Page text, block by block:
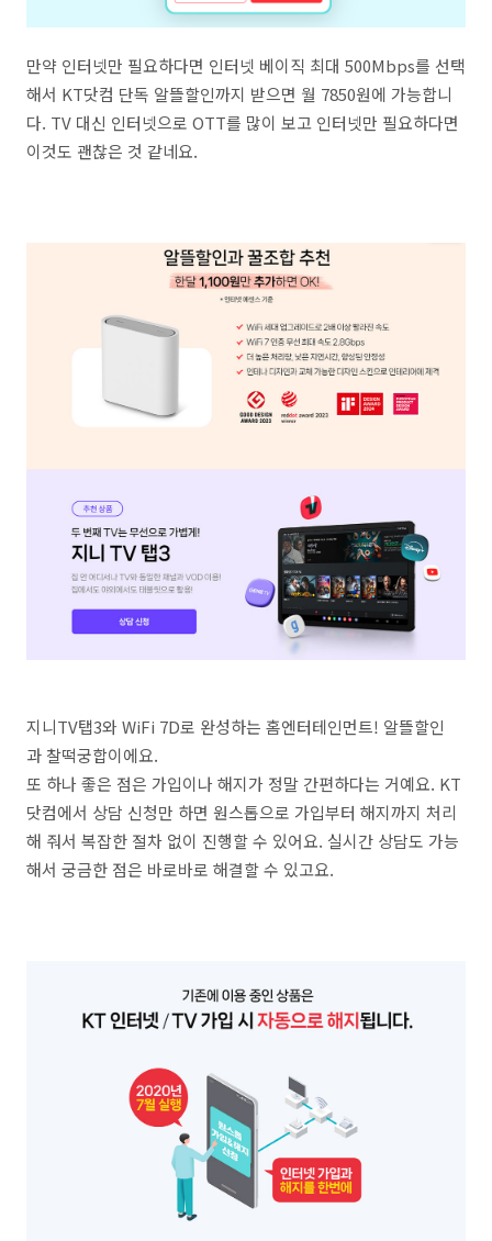
만약 인터넷만 필요하다면 인터넷 베이직 최대 500Mbps를 선택
해서 KT닷컴 단독 알뜰할인까지 받으면 월 7850원에 가능합니
다. TV 대신 인터넷으로 OTT를 많이 보고 인터넷만 필요하다면
이것도 괜찮은 것 같네요.
지니TV탭3와 WiFi 7D로 완성하는 홈엔터테인먼트! 알뜰할인
과 찰떡궁합이에요.
또 하나 좋은 점은 가입이나 해지가 정말 간편하다는 거예요. KT
닷컴에서 상담 신청만 하면 원스톱으로 가입부터 해지까지 처리
해 줘서 복잡한 절차 없이 진행할 수 있어요. 실시간 상담도 가능
해서 궁금한 점은 바로바로 해결할 수 있고요.